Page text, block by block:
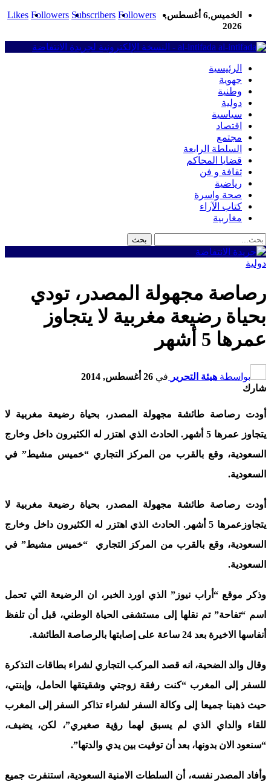
Likes Followers Subscribers Followers
الخميس,6 أغسطس,
2026
al-intifada - النسخة الإلكترونية لجريدة الانتفاضة
الرئيسية
جهوية
وطنية
دولية
سياسية
اقتصاد
مجتمع
السلطة الرابعة
قضايا المحاكم
ثقافة و فن
رياضية
صحة واسرة
كتاب الآراء
مغاربية
دولية
رصاصة مجهولة المصدر، تودي
بحياة رضيعة مغربية لا يتجاوز
عمرها 5 أشهر
بواسطة هيئة التحرير في 26 أغسطس, 2014
شارك
أودت رصاصة طائشة مجهولة المصدر، بحياة رضيعة مغربية لا
يتجاوز عمرها 5 أشهر. الحادث الذي اهتزر له الكثيرون داخل وخارج
السعودية، وقع بالقرب من المركز التجاري “خميس مشيط” في
السعودية.
أودت رصاصة طائشة مجهولة المصدر، بحياة رضيعة مغربية لا
يتجاوزعمرها 5 أشهر. الحادث الذي اهتزر له الكثيرون داخل وخارج
السعودية، وقع بالقرب من المركز التجاري “خميس مشيط” في
السعودية.
وذكر موقع “أراب نيوز” الذي اورد الخبر، ان الرضيعة التي تحمل
اسم “تفاحة” تم نقلها إلى مستشفى الحياة الوطني، قبل أن تلفظ
أنفاسها الاخيرة بعد 24 ساعة على إصابتها بالرصاصة الطائشة.
وقال والد الضحية، انه قصد المركب التجاري لشراء بطاقات التذكرة
للسفر إلى المغرب “كنت رفقة زوجتي وشقيتقها الحامل، وإبنتي،
حيث ذهبنا جميعا إلى وكالة السفر لشراء تذاكر السفر إلى المغرب
للقاء والداي الذي لم يسبق لهما رؤية صغيري”، لكن، يضيف،
“سنعود الان بدونها، بعد أن توفيت بين يدي والدتها”.
وأفاد المصدر نفسه، أن السلطات الامنية السعودية، استنفرت جميع